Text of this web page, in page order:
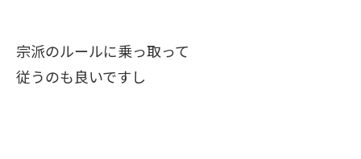
宗派のルールに乗っ取って
従うのも良いですし